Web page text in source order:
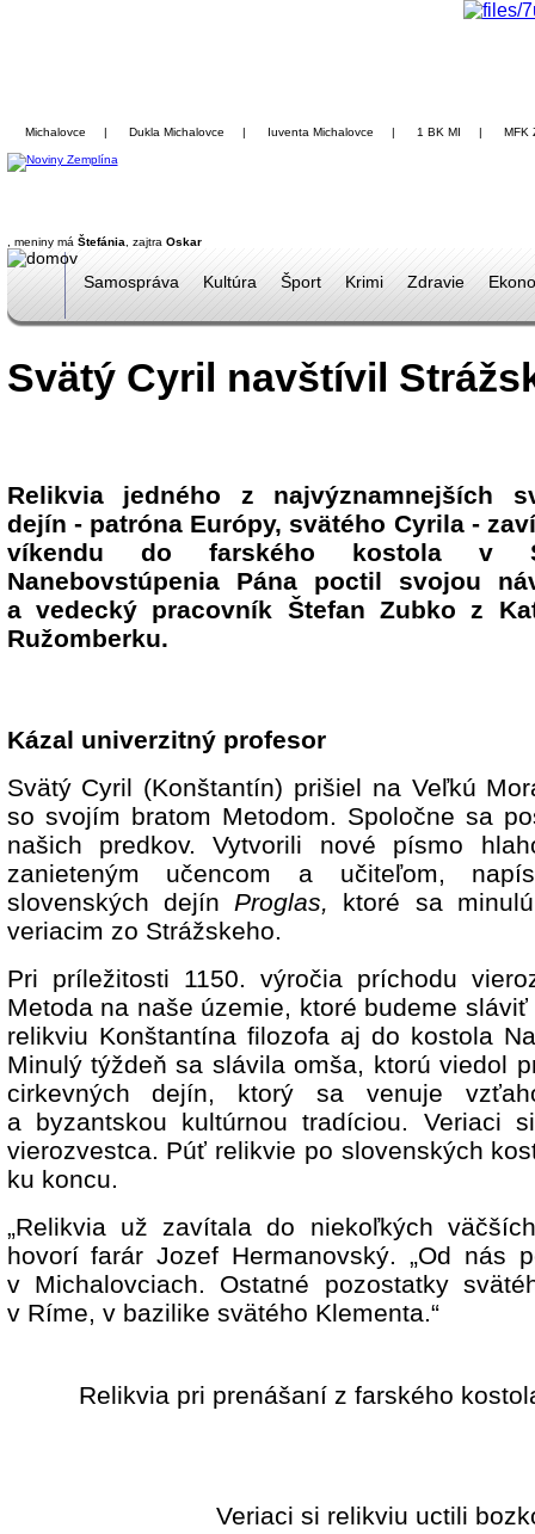
Michalovce | Dukla Michalovce | Iuventa Michalovce | 1 BK MI | MFK
, meniny má Štefánia , zajtra Oskar
Samospráva Kultúra Šport Krimi Zdravie
Svätý Cyril navštívil
Relikvia jedného z najvýznamnejších
dejín - patróna Európy, svätého Cyrila -
víkendu do farského kostola v
Nanebovstúpenia Pána poctil svojou
a vedecký pracovník Štefan Zubko z
Ružomberku.
Kázal univerzitný profesor
Svätý Cyril (Konštantín) prišiel na Veľkú
so svojím bratom Metodom. Spoločne sa
našich predkov. Vytvorili nové písmo
zanieteným učencom a učiteľom,
slovenských dejín Proglas, ktoré sa
veriacim zo Strážskeho.
Pri príležitosti 1150. výročia príchodu
Metoda na naše územie, ktoré budeme
relikviu Konštantína filozofa aj do kostola
Minulý týždeň sa slávila omša, ktorú viedol
cirkevných dejín, ktorý sa venuje
a byzantskou kultúrnou tradíciou. Veriaci
vierozvestca. Púť relikvie po slovenských
ku koncu.
„Relikvia už zavítala do niekoľkých
hovorí farár Jozef Hermanovský. „Od nás
v Michalovciach. Ostatné pozostatky
v Ríme, v bazilike svätého Klementa.“
Relikvia pri prenášaní z farského
Veriaci si relikviu uctili